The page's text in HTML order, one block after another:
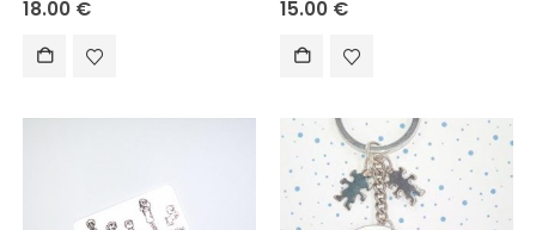
18.00 € 15.00 €